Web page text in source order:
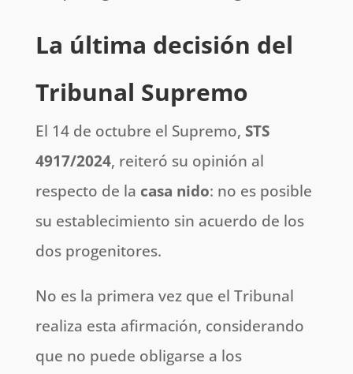
La última decisión del
Tribunal Supremo
El 14 de octubre el Supremo, STS
4917/2024, reiteró su opinión al
respecto de la casa nido: no es posible
su establecimiento sin acuerdo de los
dos progenitores.
No es la primera vez que el Tribunal
realiza esta afirmación, considerando
que no puede obligarse a los